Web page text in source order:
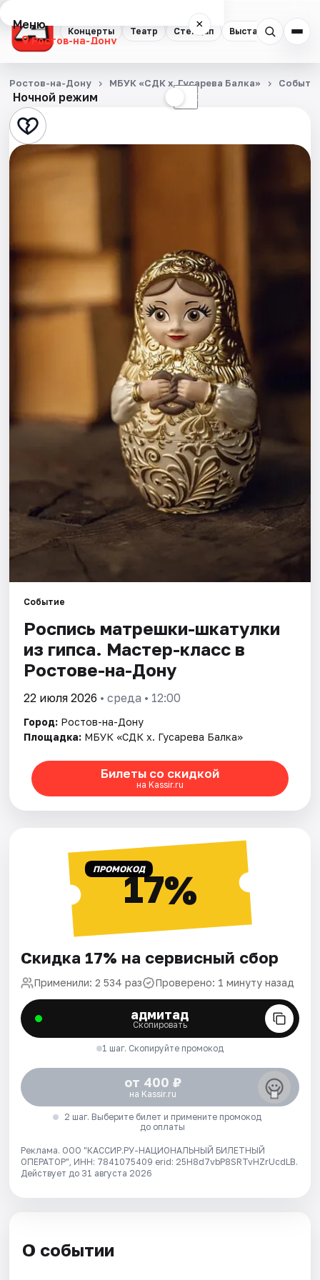
Концерты Театр Стендап Выставки
Меню ×
Ростов-на-Дону
Концерты
Театр
Стендап
Экскурсии
События
Артисты
Ночной режим ☾
Ростов-на-Дону МБУК «СДК х. Гусарева Балка»
Событие
Роспись матрешки-шкатулки
из гипса. Мастер-класс в
Ростове-на-Дону
22 июля 2026 • среда • 12:00
Город: Ростов-на-Дону
Площадка: МБУК «СДК х. Гусарева Балка»
Билеты со скидкой
на Kassir.ru
ПРОМОКОД17%
Скидка 17% на сервисный сбор
Применили: 2 534 раз Проверено: 1 минуту назад
адмитад
Скопировать
1 шаг. Скопируйте промокод
от 400 ₽
на Kassir.ru
2 шаг. Выберите билет и примените промокод
до оплаты
Реклама. ООО "КАССИР.РУ-НАЦИОНАЛЬНЫЙ БИЛЕТНЫЙ
ОПЕРАТОР", ИНН: 7841075409 erid: 25H8d7vbP8SRTvHZrUcdLB.
Действует до 31 августа 2026
О событии